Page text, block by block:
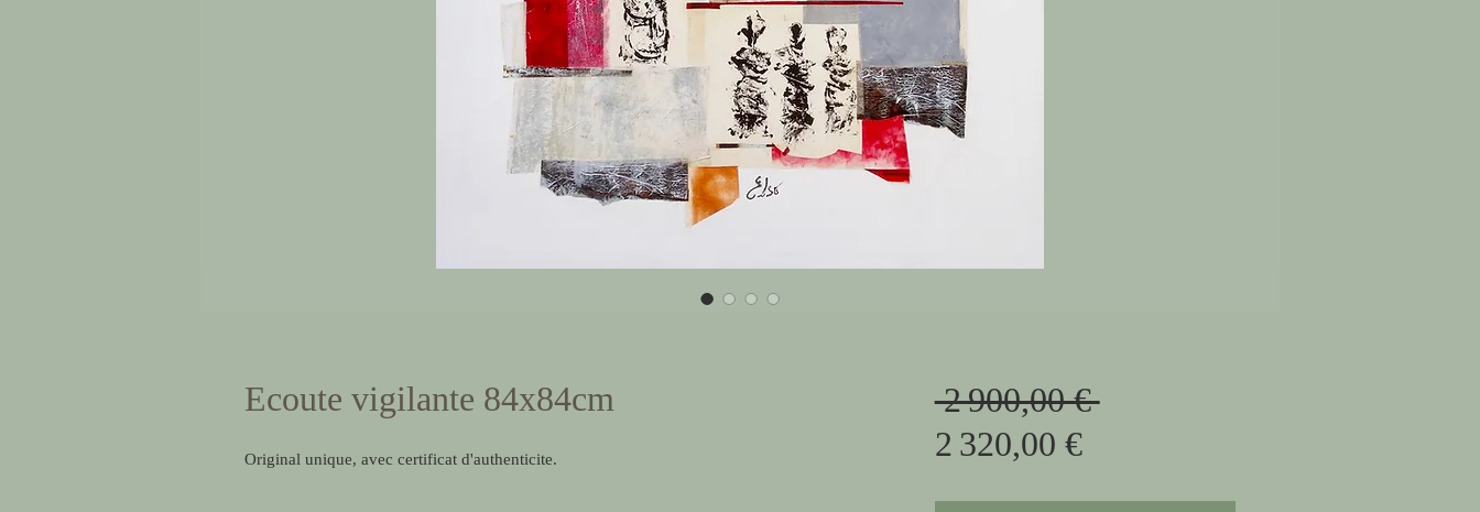
Ecoute vigilante 84x84cm
Original unique, avec certificat d'authenticite.
2 900,00 € Prix
2 320,00 €Prix